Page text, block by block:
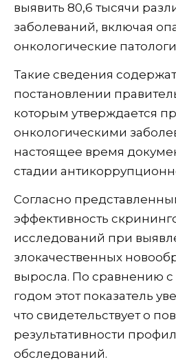
выявить 80,6 тысячи
заболеваний, включая
онкологические
Такие сведения
постановлении
которым утверждается
онкологическими
настоящее время
стадии
Согласно
эффективность
исследований при
злокачественных
выросла. По сравнению
годом этот показатель
что свидетельствует о
результативности
обследований.